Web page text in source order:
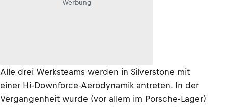
Werbung
Alle drei Werksteams werden in Silverstone mit
einer Hi-Downforce-Aerodynamik antreten. In der
Vergangenheit wurde (vor allem im Porsche-Lager)